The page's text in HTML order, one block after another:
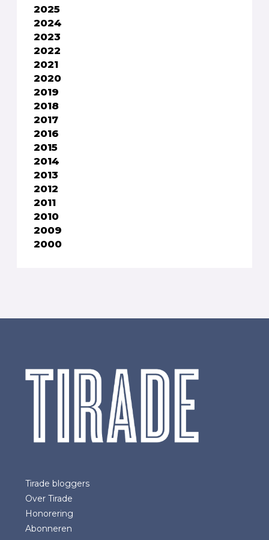
2025
2024
2023
2022
2021
2020
2019
2018
2017
2016
2015
2014
2013
2012
2011
2010
2009
2000
Tirade bloggers
Over Tirade
Honorering
Abonneren